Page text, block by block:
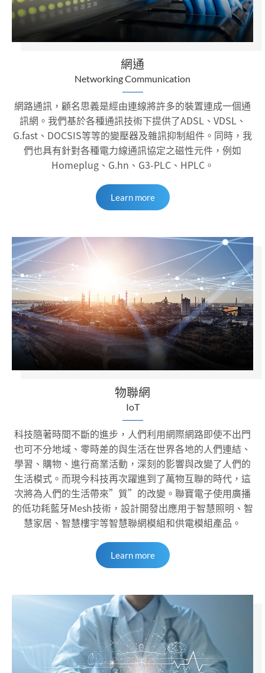
網通
Networking Communication
網路通訊，顧名思義是經由連線將許多的裝置連成一個通
訊網。我們基於各種通訊技術下提供了ADSL、VDSL、
G.fast、DOCSIS等等的變壓器及雜訊抑制組件。同時，我
們也具有針對各種電力線通訊協定之磁性元件，例如
Homeplug、G.hn、G3-PLC、HPLC。
Learn more
物聯網
IoT
科技隨著時間不斷的進步，人們利用網際網路即使不出門
也可不分地域、零時差的與生活在世界各地的人們連結、
學習、購物、進行商業活動，深刻的影響與改變了人們的
生活模式。而現今科技再次躍進到了萬物互聯的時代，這
次將為人們的生活帶來”質”的改變。聯寶電子使用廣播
的低功耗藍牙Mesh技術，設計開發出應用于智慧照明、智
慧家居、智慧樓宇等智慧聯網模組和供電模組產品。
Learn more